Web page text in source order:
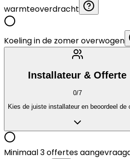
warmteoverdracht
Koeling in de zomer overwogen
Installateur & Offerte
0/7
Kies de juiste installateur en beoordeel de
Minimaal 3 offertes